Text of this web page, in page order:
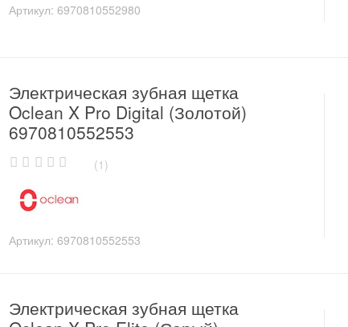
f
Артикул: 6970810552980
Электрическая зубная щетка
Oclean X Pro Digital (Золотой)
6970810552553
f
(1)
Артикул: 6970810552553
Электрическая зубная щетка